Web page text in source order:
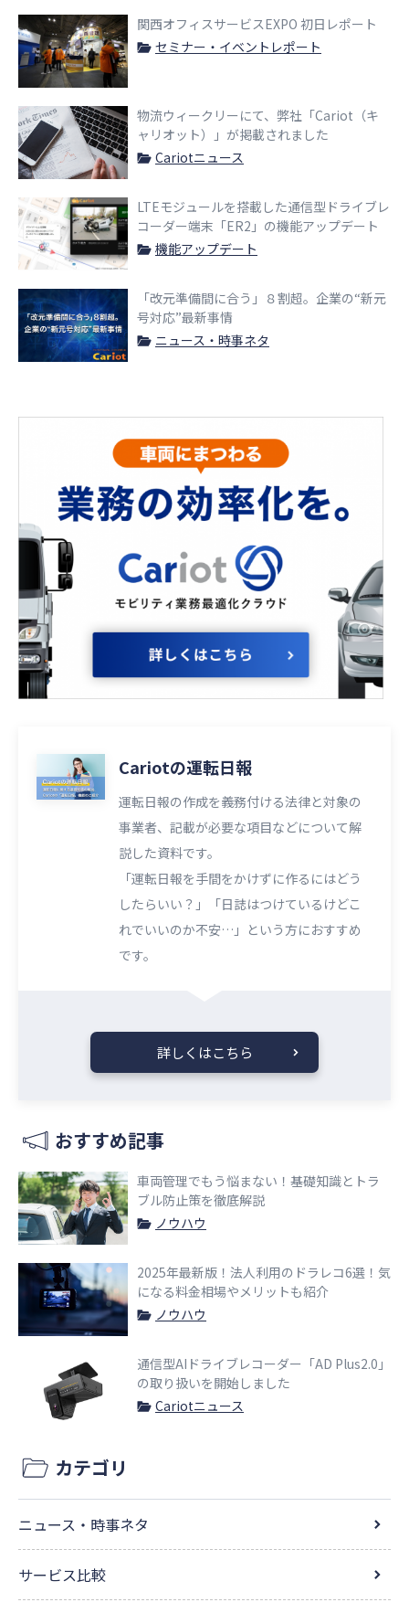
関西オフィスサービスEXPO 初日レポート
セミナー・イベントレポート
物流ウィークリーにて、弊社「Cariot（キ
ャリオット）」が掲載されました
Cariotニュース
LTEモジュールを搭載した通信型ドライブレ
コーダー端末「ER2」の機能アップデート
機能アップデート
「改元準備間に合う」８割超。企業の“新元
号対応”最新事情
ニュース・時事ネタ
Cariotの運転日報
運転日報の作成を義務付ける法律と対象の
事業者、記載が必要な項目などについて解
説した資料です。
「運転日報を手間をかけずに作るにはどう
したらいい？」「日誌はつけているけどこ
れでいいのか不安…」という方におすすめ
です。
詳しくはこちら
おすすめ記事
車両管理でもう悩まない！基礎知識とトラ
ブル防止策を徹底解説
ノウハウ
2025年最新版！法人利用のドラレコ6選！気
になる料金相場やメリットも紹介
ノウハウ
通信型AIドライブレコーダー「AD Plus2.0」
の取り扱いを開始しました
Cariotニュース
カテゴリ
ニュース・時事ネタ
サービス比較